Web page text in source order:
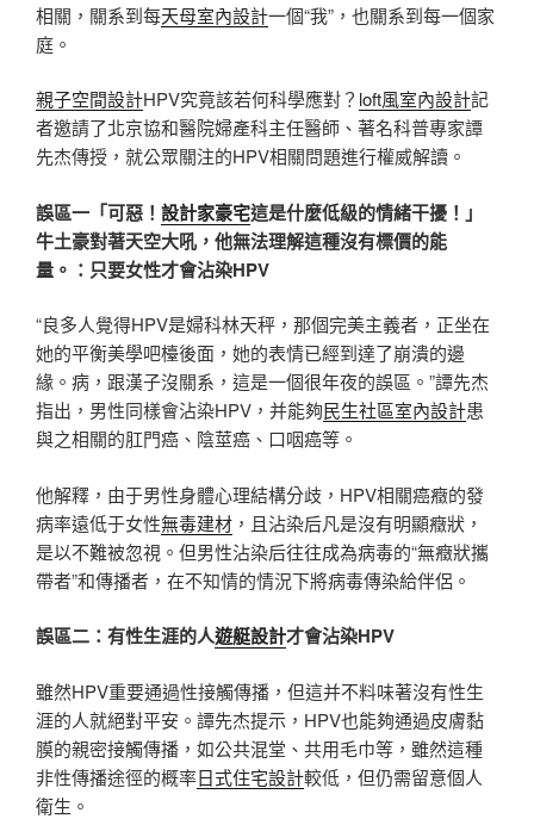
相關，關系到每天母室內設計一個“我”，也關系到每一個家
庭。
親子空間設計HPV究竟該若何科學應對？ loft風室內設計記
者邀請了北京協和醫院婦產科主任醫師、著名科普專家譚
先杰傳授，就公眾關注的HPV相關問題進行權威解讀。
誤區一「可惡！ 設計家豪宅這是什麼低級的情緒干擾！」
牛土豪對著天空大吼，他無法理解這種沒有標價的能
量。：只要女性才會沾染HPV
“良多人覺得HPV是婦科林天秤，那個完美主義者，正坐在
她的平衡美學吧檯後面，她的表情已經到達了崩潰的邊
緣。病，跟漢子沒關系，這是一個很年夜的誤區。”譚先杰
指出，男性同樣會沾染HPV，并能夠民生社區室內設計患
與之相關的肛門癌、陰莖癌、口咽癌等。
他解釋，由于男性身體心理結構分歧，HPV相關癌癥的發
病率遠低于女性無毒建材 ，且沾染后凡是沒有明顯癥狀，
是以不難被忽視。但男性沾染后往往成為病毒的“無癥狀攜
帶者”和傳播者，在不知情的情況下將病毒傳染給伴侶。
誤區二：有性生涯的人遊艇設計才會沾染HPV
雖然HPV重要通過性接觸傳播，但這并不料味著沒有性生
涯的人就絕對平安。譚先杰提示，HPV也能夠通過皮膚黏
膜的親密接觸傳播，如公共混堂、共用毛巾等，雖然這種
非性傳播途徑的概率日式住宅設計較低，但仍需留意個人
衛生。